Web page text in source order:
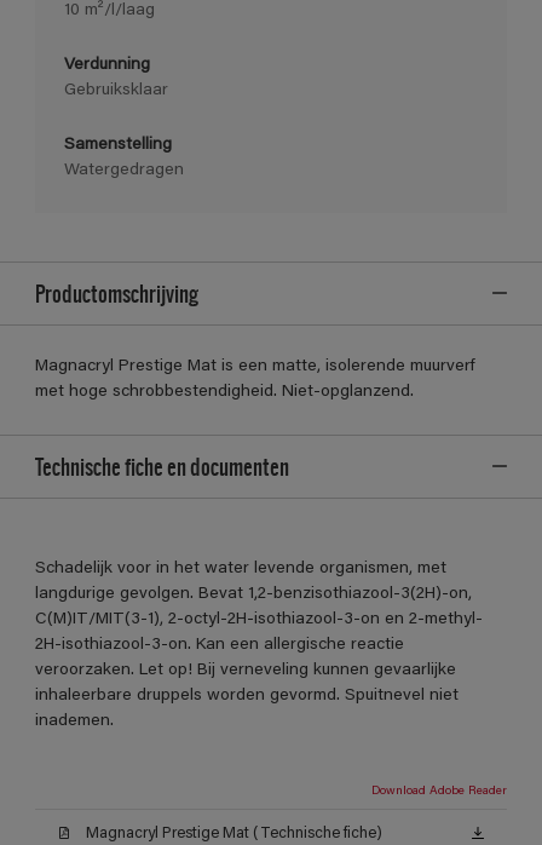
10 m²/l/laag
Verdunning
Gebruiksklaar
Samenstelling
Watergedragen
Productomschrijving
Magnacryl Prestige Mat is een matte, isolerende muurverf
met hoge schrobbestendigheid. Niet-opglanzend.
Technische fiche en documenten
Schadelijk voor in het water levende organismen, met
langdurige gevolgen. Bevat 1,2-benzisothiazool-3(2H)-on,
C(M)IT/MIT(3-1), 2-octyl-2H-isothiazool-3-on en 2-methyl-
2H-isothiazool-3-on. Kan een allergische reactie
veroorzaken. Let op! Bij verneveling kunnen gevaarlijke
inhaleerbare druppels worden gevormd. Spuitnevel niet
inademen.
Download Adobe Reader
Magnacryl Prestige Mat (Technische fiche)